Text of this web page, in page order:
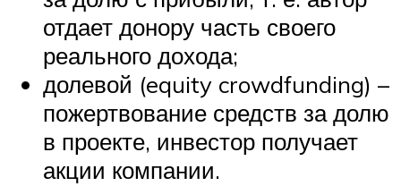
отдает донору часть своего
реального дохода;
долевой (equity crowdfunding) –
пожертвование средств за долю
в проекте, инвестор получает
акции компании.